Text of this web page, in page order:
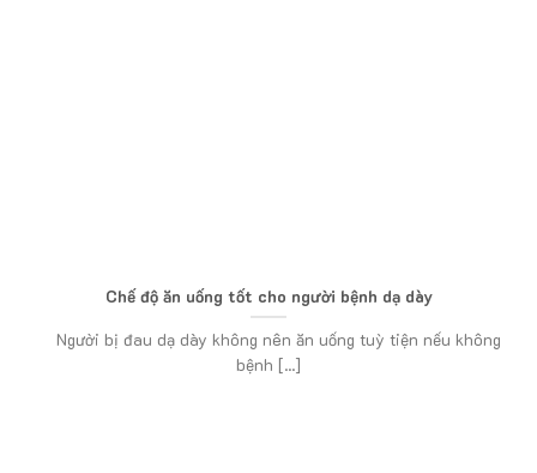
Chế độ ăn uống tốt cho người bệnh dạ dày
Người bị đau dạ dày không nên ăn uống tuỳ tiện nếu không
bệnh [...]